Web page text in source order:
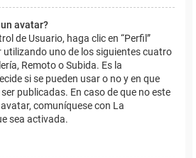
avatar?
de Usuario, haga clic en “Perfil”
utilizando uno de los siguientes cuatro
Remoto o Subida. Es la
si se pueden usar o no y en que
publicadas. En caso de que no este
comuníquese con La
sea activada.